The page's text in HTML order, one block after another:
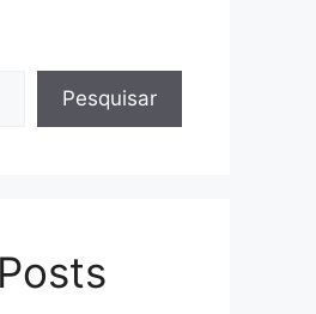
Pesquisar